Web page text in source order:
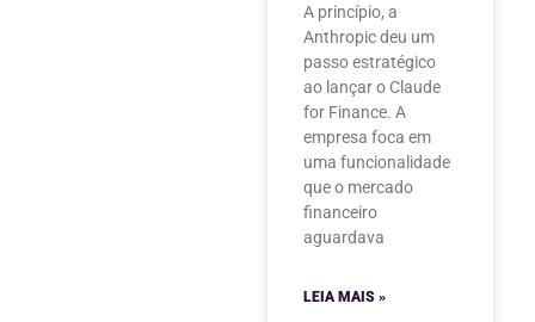
A princípio, a
Anthropic deu um
passo estratégico
ao lançar o Claude
for Finance. A
empresa foca em
uma funcionalidade
que o mercado
financeiro
aguardava
LEIA MAIS »